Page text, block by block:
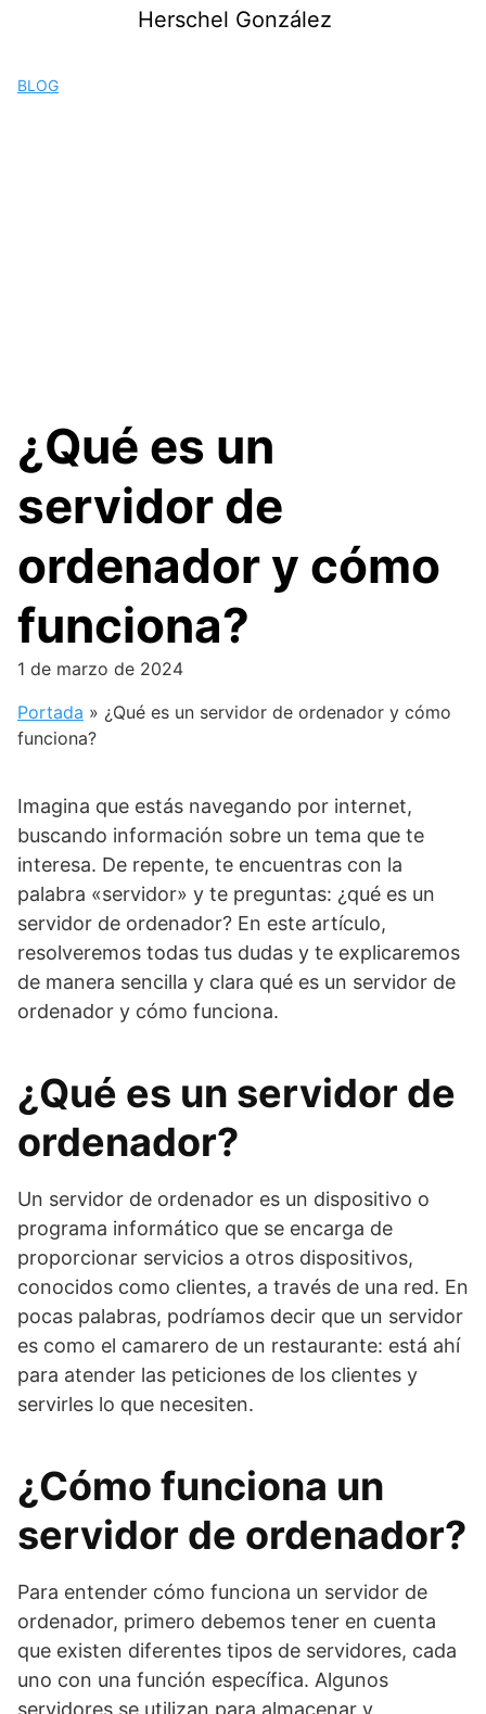
Herschel González
BLOG
¿Qué es un
servidor de
ordenador y cómo
funciona?
1 de marzo de 2024
Portada » ¿Qué es un servidor de ordenador y cómo
funciona?
Imagina que estás navegando por internet,
buscando información sobre un tema que te
interesa. De repente, te encuentras con la
palabra «servidor» y te preguntas: ¿qué es un
servidor de ordenador? En este artículo,
resolveremos todas tus dudas y te explicaremos
de manera sencilla y clara qué es un servidor de
ordenador y cómo funciona.
¿Qué es un servidor de
ordenador?
Un servidor de ordenador es un dispositivo o
programa informático que se encarga de
proporcionar servicios a otros dispositivos,
conocidos como clientes, a través de una red. En
pocas palabras, podríamos decir que un servidor
es como el camarero de un restaurante: está ahí
para atender las peticiones de los clientes y
servirles lo que necesiten.
¿Cómo funciona un
servidor de ordenador?
Para entender cómo funciona un servidor de
ordenador, primero debemos tener en cuenta
que existen diferentes tipos de servidores, cada
uno con una función específica. Algunos
servidores se utilizan para almacenar y